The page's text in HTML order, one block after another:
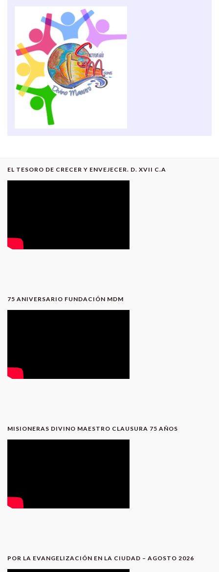
EL TESORO DE CRECER Y ENVEJECER. D. XVII C.A
75 ANIVERSARIO FUNDACIÓN MDM
MISIONERAS DIVINO MAESTRO CLAUSURA 75 AÑOS
POR LA EVANGELIZACIÓN EN LA CIUDAD – AGOSTO 2026